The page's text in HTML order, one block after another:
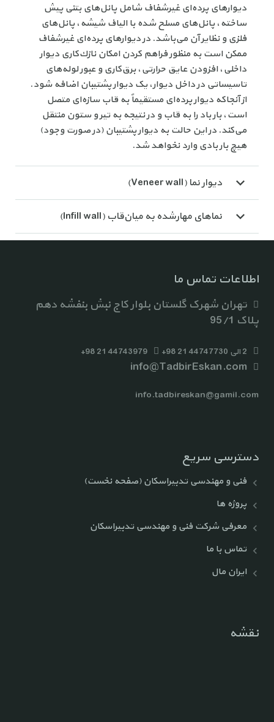
دیوارهای پرده‌ای غیرشفاف شامل پانل‌های بتنی پیش
ساخته، پانل‌های مسلح شده با الیاف شیشه، پانل‌های
فلزی و نظایر آن می‌باشد. در دیوارهای پرده‌ای غیرشفاف
ممکن است به منظور فراهم کردن امکان نازك‌کاری دیوار
داخلی، افزودن عایق حرارتی، برق‌کاری و عبور لوله‌های
تاسیساتی در داخل دیوار، یک دیوار پشتیبان اضافه شود.
از آنجاکه دیوار پرده‌ای مستقیماً به قاب سازه‌ای متصل
است، بار باد را به قاب و در نتیجه به تیر و ستون منتقل
می‌کند. در این حالت به دیوار پشتیبان (در صورت وجود)
هیچ بار بادی وارد نخواهد شد.
دیوار نما (Veneer wall)
نماهای مهارشده به میان‌قاب (Infill wall)
اطلاعات تماس ما
تهران شهرک گلستان بلوار کاج نبش بنفشه دهم
پلاک 95/1
2 الی 44747730 21 98+ 44743979 21 98+
info@TadbirEskan.com
info.tadbireskan@gamil.com
دسترسی سریع
فنی و مهندسی تدبیراسکان (صفحه نخست)
پروژه ها
معرفی شرکت فنی و مهندسی تدبیراسکان
تماس با ما
ایران مال
نقشه